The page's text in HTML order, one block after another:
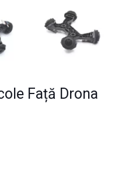
Față Drona